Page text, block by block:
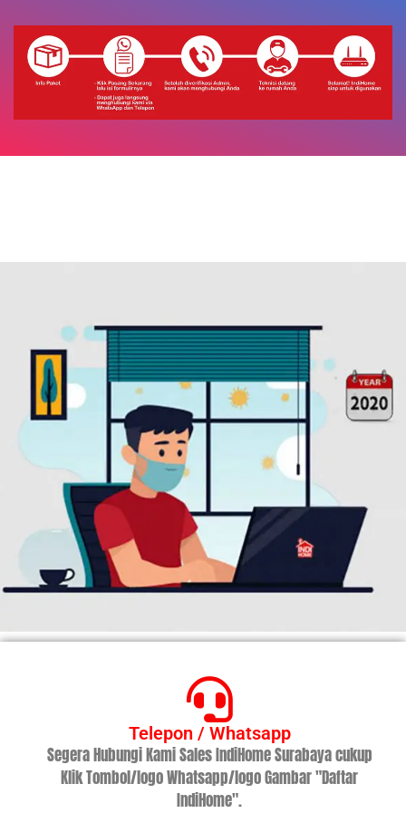
Telepon / Whatsapp
Segera Hubungi Kami Sales IndiHome Surabaya cukup
Klik Tombol/logo Whatsapp/logo Gambar "Daftar
IndiHome".